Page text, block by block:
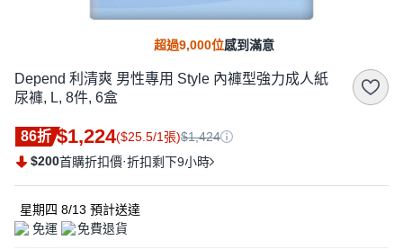
超過9,000位感到滿意
Depend 利清爽 男性專用 Style 內褲型強力成人紙
尿褲, L, 8件, 6盒
86折 $1,224($25.5/1張)$1,424
$200首購折扣價·折扣剩下9小時
星期四 8/13 預計送達
免運
免費退貨